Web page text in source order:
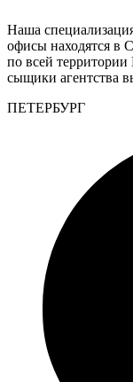
Наша
офисы находятся в
по всей
сыщики агентства
ПЕТЕРБУРГ